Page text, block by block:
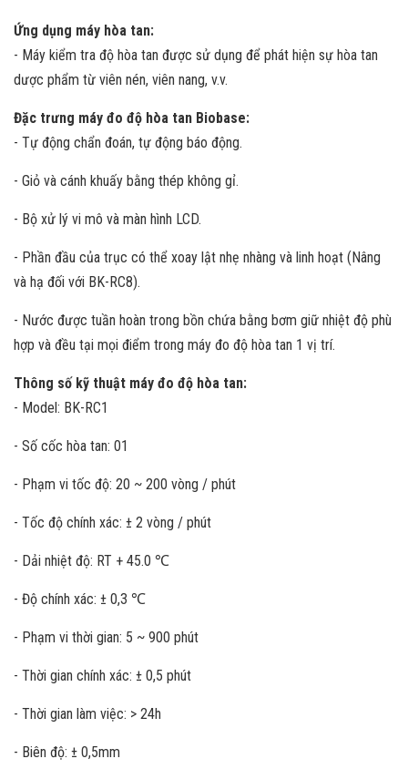
Ứng dụng máy hòa tan:
- Máy kiểm tra độ hòa tan được sử dụng để phát hiện sự hòa tan
dược phẩm từ viên nén, viên nang, v.v.
Đặc trưng máy đo độ hòa tan Biobase:
- Tự động chẩn đoán, tự động báo động.
- Giỏ và cánh khuấy bằng thép không gỉ.
- Bộ xử lý vi mô và màn hình LCD.
- Phần đầu của trục có thể xoay lật nhẹ nhàng và linh hoạt (Nâng
và hạ đối với BK-RC8).
- Nước được tuần hoàn trong bồn chứa bằng bơm giữ nhiệt độ phù
hợp và đều tại mọi điểm trong máy đo độ hòa tan 1 vị trí.
Thông số kỹ thuật máy đo độ hòa tan:
- Model: BK-RC1
- Số cốc hòa tan: 01
- Phạm vi tốc độ: 20 ~ 200 vòng / phút
- Tốc độ chính xác: ± 2 vòng / phút
- Dải nhiệt độ: RT + 45.0 ℃
- Độ chính xác: ± 0,3 ℃
- Phạm vi thời gian: 5 ~ 900 phút
- Thời gian chính xác: ± 0,5 phút
- Thời gian làm việc: > 24h
- Biên độ: ± 0,5mm